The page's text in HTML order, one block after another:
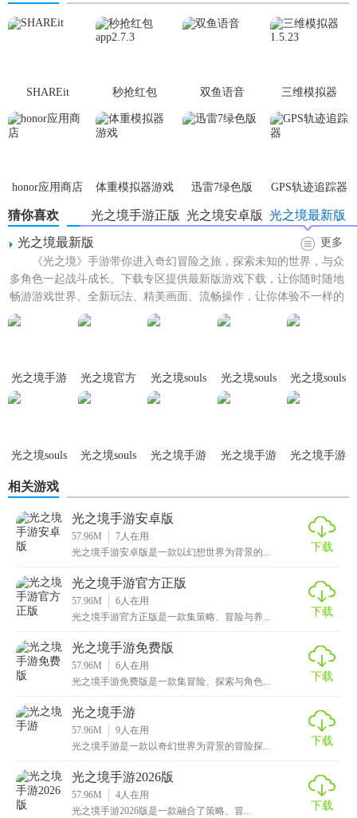
SHAREit
秒抢红包
app2.7.3
双鱼语音
三维模拟器
1.5.23
honor应用商店 体重模拟器游戏 迅雷7绿色版 GPS轨迹追踪器
猜你喜欢 光之境最新版
光之境安卓版
光之境手游正版
光之境最新版
更多
《光之境》手游带你进入奇幻冒险之旅，探索未知的世界，与众
多角色一起战斗成长。下载专区提供最新版游戏下载，让你随时随地
畅游游戏世界。全新玩法、精美画面、流畅操作，让你体验不一样的
游戏乐趣。赶快加入《光之...
光之境手游
光之境官方
光之境souls
光之境souls
光之境souls
光之境souls
光之境souls
光之境手游
光之境手游
光之境手游
相关游戏
光之境手游安卓版
57.96M 7人在用
光之境手游安卓版是一款以幻想世界为背景的...
下载
光之境手游官方正版
57.96M 6人在用
光之境手游官方正版是一款集策略、冒险与养...
下载
光之境手游免费版
57.96M 6人在用
光之境手游免费版是一款集冒险、探索与角色...
下载
光之境手游
57.96M 9人在用
光之境手游是一款以奇幻世界为背景的冒险探...
下载
光之境手游2026版
57.96M 4人在用
光之境手游2026版是一款融合了策略、冒...
下载